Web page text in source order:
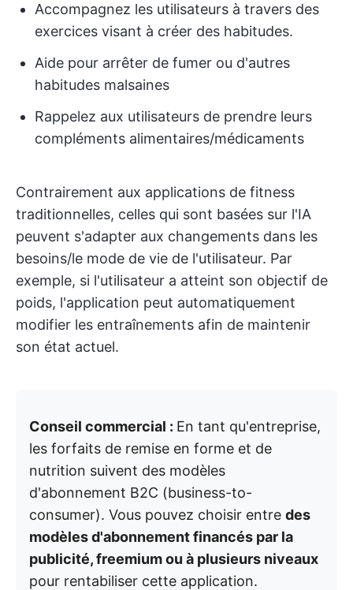
Accompagnez les utilisateurs à travers des
exercices visant à créer des habitudes.
Aide pour arrêter de fumer ou d'autres
habitudes malsaines
Rappelez aux utilisateurs de prendre leurs
compléments alimentaires/médicaments
Contrairement aux applications de fitness
traditionnelles, celles qui sont basées sur l'IA
peuvent s'adapter aux changements dans les
besoins/le mode de vie de l'utilisateur. Par
exemple, si l'utilisateur a atteint son objectif de
poids, l'application peut automatiquement
modifier les entraînements afin de maintenir
son état actuel.
Conseil commercial : En tant qu'entreprise,
les forfaits de remise en forme et de
nutrition suivent des modèles
d'abonnement B2C (business-to-
consumer). Vous pouvez choisir entre des
modèles d'abonnement financés par la
publicité, freemium ou à plusieurs niveaux
pour rentabiliser cette application.